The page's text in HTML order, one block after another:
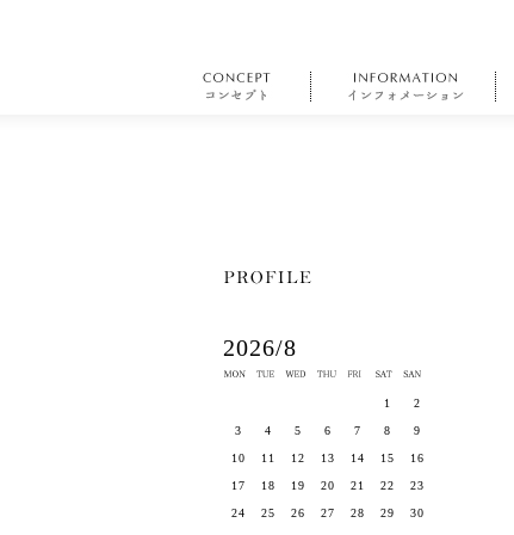
2026/8
1 2
3 4 5 6 7 8 9
10 11 12 13 14 15 16
17 18 19 20 21 22 23
24 25 26 27 28 29 30